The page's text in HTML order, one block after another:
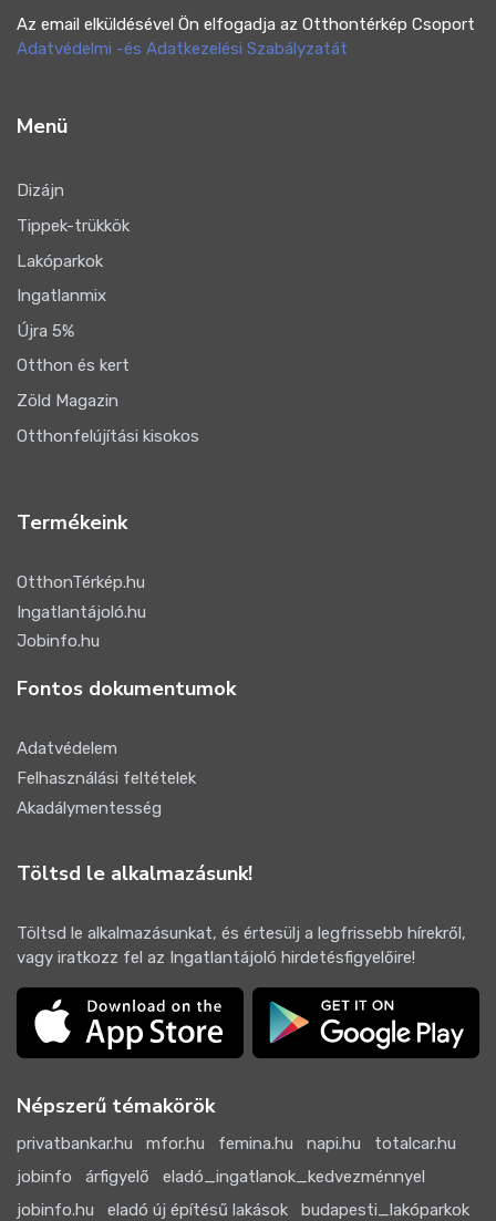
Az email elküldésével Ön elfogadja az Otthontérkép Csoport
Adatvédelmi -és Adatkezelési Szabályzatát
Menü
Dizájn
Tippek-trükkök
Lakóparkok
Ingatlanmix
Újra 5%
Otthon és kert
Zöld Magazin
Otthonfelújítási kisokos
Termékeink
OtthonTérkép.hu
Ingatlantájoló.hu
Jobinfo.hu
Fontos dokumentumok
Adatvédelem
Felhasználási feltételek
Akadálymentesség
Töltsd le alkalmazásunk!
Töltsd le alkalmazásunkat, és értesülj a legfrissebb hírekről,
vagy iratkozz fel az Ingatlantájoló hirdetésfigyelőire!
Népszerű témakörök
privatbankar.hu mfor.hu femina.hu napi.hu
totalcar.hu
jobinfo
árfigyelő
eladó_ingatlanok_kedvezménnyel
jobinfo.hu
eladó új építésű lakások budapesti_lakóparkok